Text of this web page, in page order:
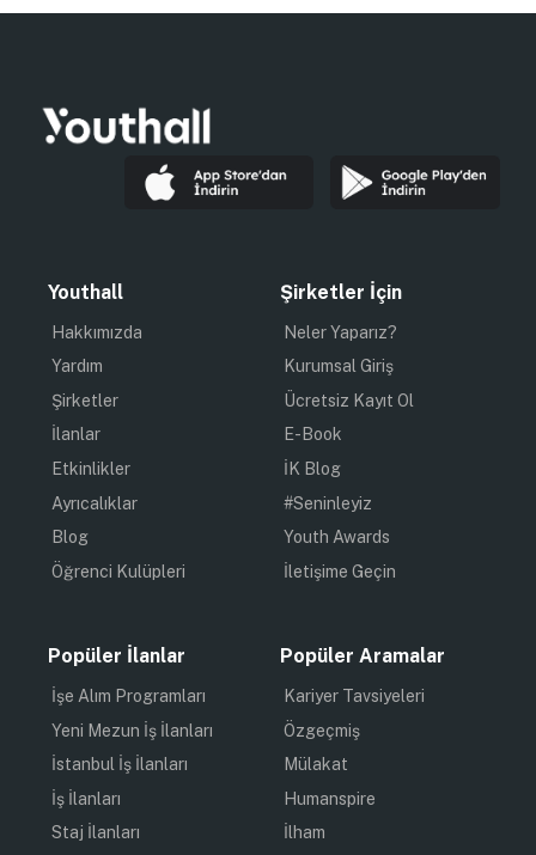
Youthall
Hakkımızda
Yardım
Şirketler
İlanlar
Etkinlikler
Ayrıcalıklar
Blog
Öğrenci Kulüpleri
Şirketler İçin
Neler Yaparız?
Kurumsal Giriş
Ücretsiz Kayıt Ol
E-Book
İK Blog
#Seninleyiz
Youth Awards
İletişime Geçin
Popüler İlanlar
İşe Alım Programları
Yeni Mezun İş İlanları
İstanbul İş İlanları
İş İlanları
Staj İlanları
Popüler Aramalar
Kariyer Tavsiyeleri
Özgeçmiş
Mülakat
Humanspire
İlham